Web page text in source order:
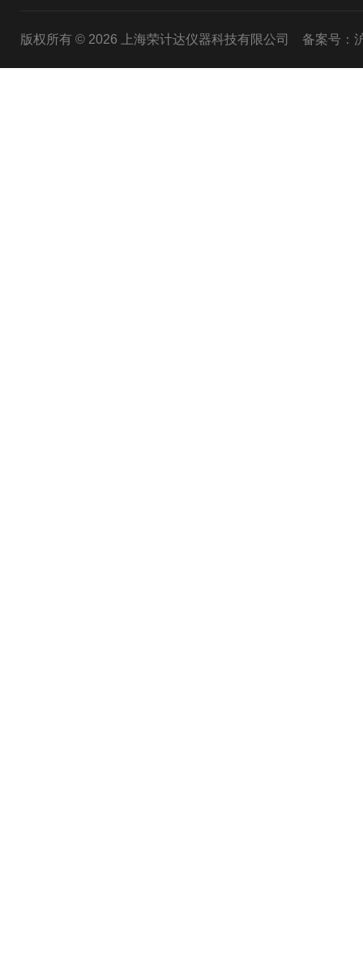
版权所有 © 2026 上海荣计达仪器科技有限公司 备案号：